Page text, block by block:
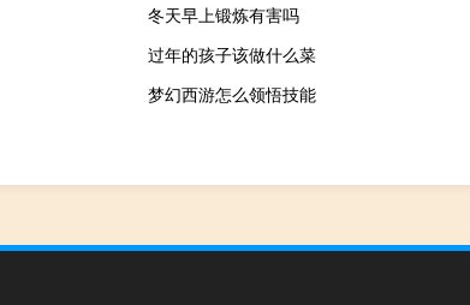
冬天早上锻炼有害吗
过年的孩子该做什么菜
梦幻西游怎么领悟技能